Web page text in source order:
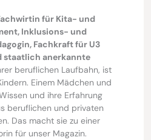
für Kita- und
Inklusions- und
Fachkraft für U3
staatlich anerkannte
beruflichen Laufbahn, ist
Einem Mädchen und
und ihre Erfahrung
beruflichen und privaten
Das macht sie zu einer
für unser Magazin.